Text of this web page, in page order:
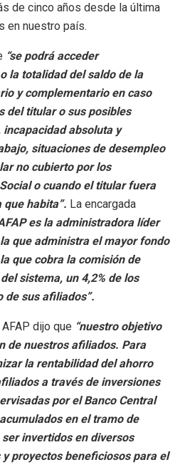
de cinco años desde la última
en nuestro país.
“se podrá acceder
la totalidad del saldo de la
y complementario en caso
del titular o sus posibles
absoluta y
situaciones de desempleo
no cubierto por los
o cuando el titular fuera
habita”. La encargada
es la administradora líder
que administra el mayor fondo
que cobra la comisión de
sistema, un 4,2% de los
de sus afiliados”.
dijo que “nuestro objetivo
de nuestros afiliados. Para
la rentabilidad del ahorro
a través de inversiones
por el Banco Central
en el tramo de
invertidos en diversos
proyectos beneficiosos para el